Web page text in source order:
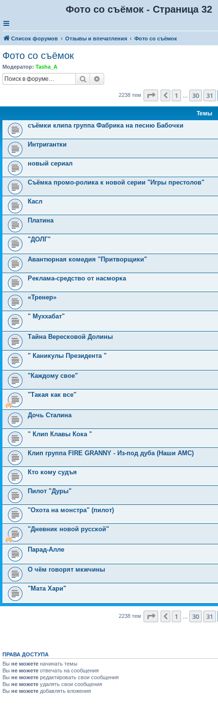
Фото со съёмок - Страница 32
Список форумов Отзывы и впечатления Фото со съёмок
Фото со съёмок
Модератор: Tasha_A
Поиск
2238 тем Страница 32из 90
Пред.
1 30 31
Темы
съёмки клипа группа Фабрика на песню Бабочки
Интригантки
новый сериал
Съёмка промо-ролика к новой серии "Игры престолов"
Касл
Платина
"ДОЛГ"
Авантюрная комедия "Притворщики"
Реклама-средство от насморка
«Тренер»
" Муххабат"
Тайна Вересковой Долины
" Каникулы Президента "
"Каждому свое"
"Такая как все"
Дочь Сталина
" Клип Клавы Кока "
Клип группа FIRE GRANNY - Из-под дуба (Наши АМС)
Кто кому судъя
Пилот "Дуры"
"Охота на монстра" (пилот)
"Дневник новой русской"
Парад-Алле
О чём говорят мкжчины
"Мата Хари"
2238 тем Страница 32из 90
Пред.
1 30 31
ПРАВА ДОСТУПА
Вы не можете начинать темы
Вы не можете отвечать на сообщения
Вы не можете редактировать свои сообщения
Вы не можете удалять свои сообщения
Вы не можете добавлять вложения